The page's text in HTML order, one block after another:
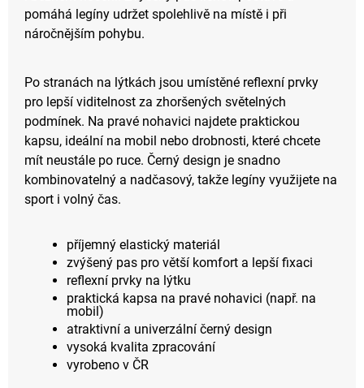
pomáhá legíny udržet spolehlivě na místě i při
náročnějším pohybu.
Po stranách na lýtkách jsou umístěné reflexní prvky
pro lepší viditelnost za zhoršených světelných
podmínek. Na pravé nohavici najdete praktickou
kapsu, ideální na mobil nebo drobnosti, které chcete
mít neustále po ruce. Černý design je snadno
kombinovatelný a nadčasový, takže legíny využijete na
sport i volný čas.
příjemný elastický materiál
zvýšený pas pro větší komfort a lepší fixaci
reflexní prvky na lýtku
praktická kapsa na pravé nohavici (např. na
mobil)
atraktivní a univerzální černý design
vysoká kvalita zpracování
vyrobeno v ČR